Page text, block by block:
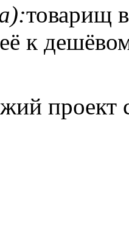
товарищ
к
проект